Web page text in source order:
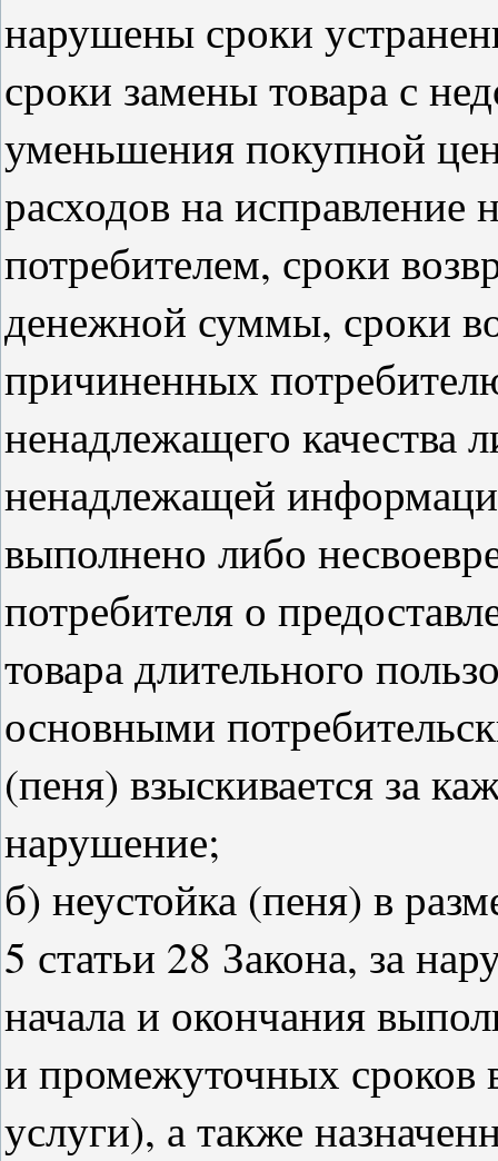
нарушены сроки
сроки замены товара с
уменьшения покупной
расходов на исправление
потребителем, сроки
денежной суммы, сроки
причиненных
ненадлежащего качества
ненадлежащей
выполнено либо
потребителя о
товара длительного
основными
(пеня) взыскивается за
нарушение;
б) неустойка (пеня) в
5 статьи 28 Закона, за
начала и окончания
и промежуточных сроков
услуги), а также